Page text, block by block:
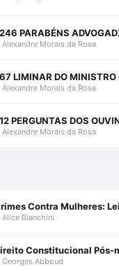
PARABÉNS
Alexandre Morais da Rosa
LIMINAR DO MINISTRO
Alexandre Morais da Rosa
PERGUNTAS DOS
Alexandre Morais da Rosa
Alice Bianchini
Constitucional Pós-
Georges Abboud